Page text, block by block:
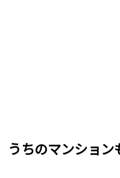
ちのマンショ